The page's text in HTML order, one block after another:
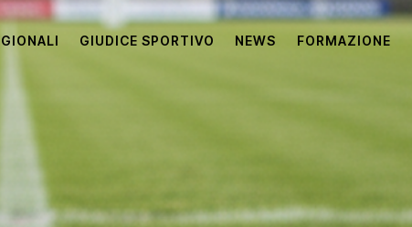
GIUDICE SPORTIVO NEWS FORMAZIONE